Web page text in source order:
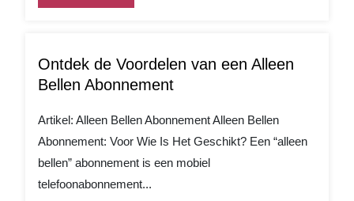
Ontdek de Voordelen van een Alleen
Bellen Abonnement
Artikel: Alleen Bellen Abonnement Alleen Bellen
Abonnement: Voor Wie Is Het Geschikt? Een “alleen
bellen” abonnement is een mobiel
telefoonabonnement...